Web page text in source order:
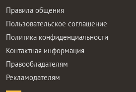
Правила общения
Пользовательское соглашение
Политика конфиденциальности
Контактная информация
Правообладателям
Рекламодателям